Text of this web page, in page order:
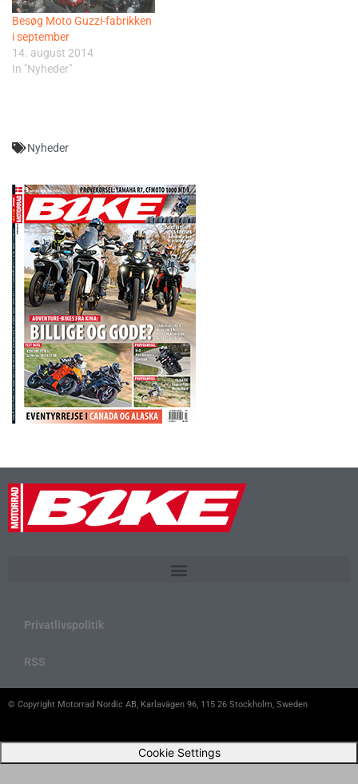
Besøg Moto Guzzi-fabrikken
i september
14. august 2014
In "Nyheder"
Nyheder
Privatlivspolitik
RSS
© Copyright Motorrad Nordic AB, Karlavägen 96, 115 26 Stockholm, Sweden
Cookie Settings